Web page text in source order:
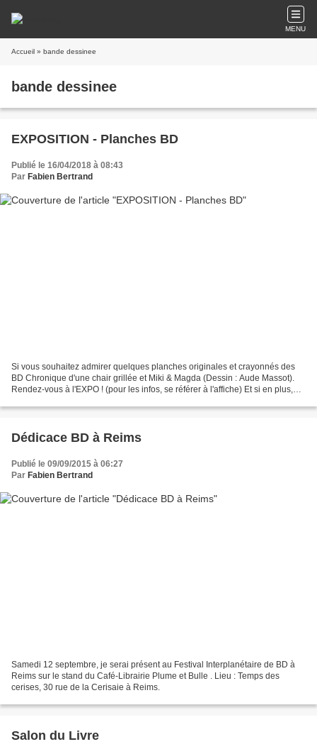
MENU
Accueil » bande dessinee
bande dessinee
EXPOSITION - Planches BD
Publié le 16/04/2018 à 08:43
Par Fabien Bertrand
Si vous souhaitez admirer quelques planches originales et crayonnés des
BD Chronique d'une chair grillée et Miki & Magda (Dessin : Aude Massot).
Rendez-vous à l'EXPO ! (pour les infos, se référer à l'affiche) Et si en plus,
Dédicace BD à Reims
Publié le 09/09/2015 à 06:27
Par Fabien Bertrand
Samedi 12 septembre, je serai présent au Festival Interplanétaire de BD à
Reims sur le stand du Café-Librairie Plume et Bulle . Lieu : Temps des
cerises, 30 rue de la Cerisaie à Reims.
Salon du Livre